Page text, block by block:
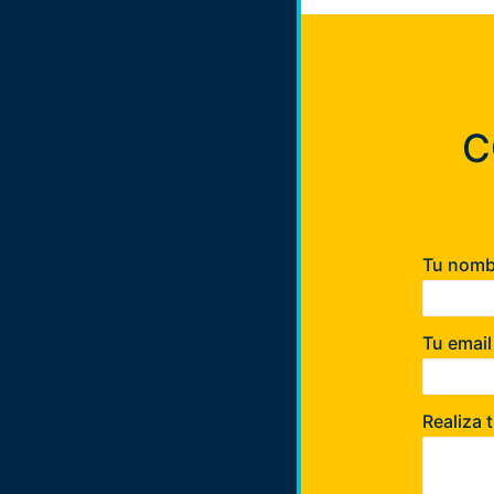
Tu
Tu
Realiza